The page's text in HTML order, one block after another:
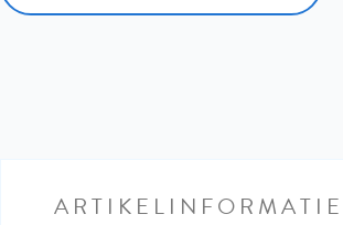
ARTIKELINFORMATIE